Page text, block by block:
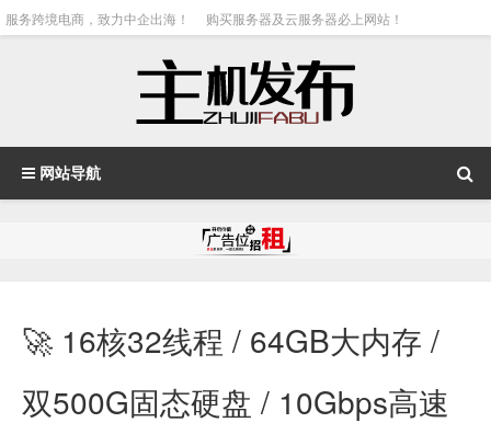
服务跨境电商，致力中企出海！ 购买服务器及云服务器必上网站！
网站导航
🚀 16核32线程 / 64GB大内存 /
双500G固态硬盘 / 10Gbps高速